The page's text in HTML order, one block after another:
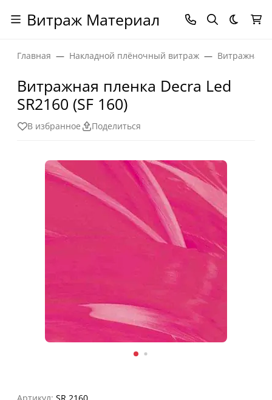
Витраж Материал Темная
Главная Накладной плёночный витраж Витражная
Витражная пленка Decra Led
SR2160 (SF 160)
В избранное Поделиться